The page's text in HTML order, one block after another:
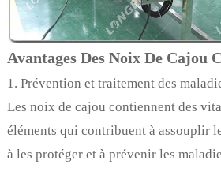
Avantages Des Noix De Cajou
1. Prévention et traitement des
Les noix de cajou contiennent des
éléments qui contribuent à assouplir
à les protéger et à prévenir les